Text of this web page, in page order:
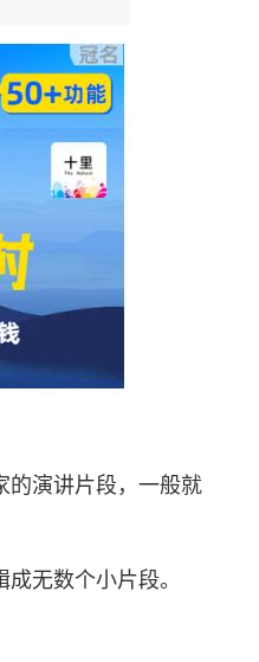
演讲片段，一般就
无数个小片段。